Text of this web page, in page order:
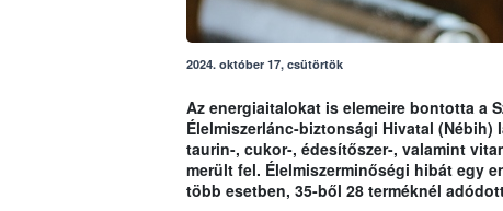
2024. október 17, csütörtök
Az energiaitalokat is elemeire bontotta a
Élelmiszerlánc-biztonsági Hivatal
taurin-, cukor-, édesítőszer-, valamint
merült fel. Élelmiszerminőségi hibát egy
több esetben, 35-ből 28 terméknél